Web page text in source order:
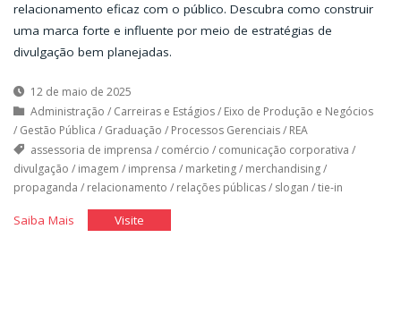
relacionamento eficaz com o público. Descubra como construir
uma marca forte e influente por meio de estratégias de
divulgação bem planejadas.
12 de maio de 2025
Administração / Carreiras e Estágios/ Eixo de Produção e Negócios
/ Gestão Pública / Graduação / Processos Gerenciais/ REA
assessoria de imprensa / comércio / comunicação corporativa /
divulgação / imagem / imprensa / marketing/ merchandising/
propaganda / relacionamento / relações públicas/ slogan /tie-in
Saiba Mais"Divulgação
Visite"Divulgação